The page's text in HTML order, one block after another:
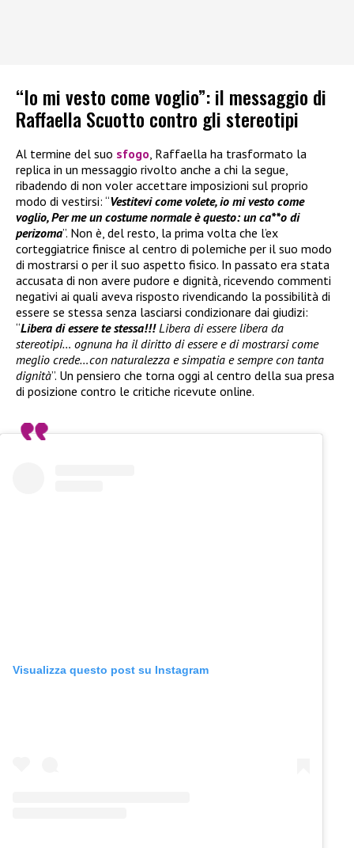
“Io mi vesto come voglio”: il messaggio di
Raffaella Scuotto contro gli stereotipi
Al termine del suo sfogo, Raffaella ha trasformato la
replica in un messaggio rivolto anche a chi la segue,
ribadendo di non voler accettare imposizioni sul proprio
modo di vestirsi: “Vestitevi come volete, io mi vesto come
voglio, Per me un costume normale è questo: un ca**o di
perizoma”. Non è, del resto, la prima volta che l’ex
corteggiatrice finisce al centro di polemiche per il suo modo
di mostrarsi o per il suo aspetto fisico. In passato era stata
accusata di non avere pudore e dignità, ricevendo commenti
negativi ai quali aveva risposto rivendicando la possibilità di
essere se stessa senza lasciarsi condizionare dai giudizi:
“Libera di essere te stessa!!!Libera di essere libera da
stereotipi… ognuna ha il diritto di essere e di mostrarsi come
meglio crede…con naturalezza e simpatia e sempre con tanta
dignità”. Un pensiero che torna oggi al centro della sua presa
di posizione contro le critiche ricevute online.
Visualizza questo post su Instagram